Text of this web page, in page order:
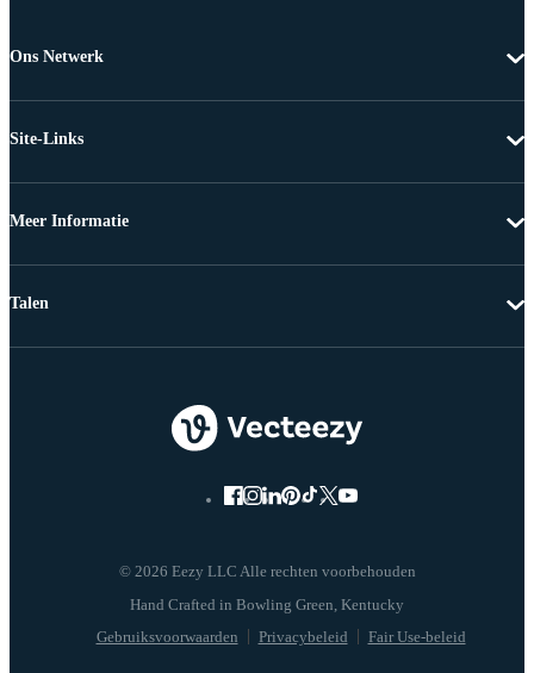
Ons Netwerk
Site-Links
Meer Informatie
© 2026 Eezy LLC Alle rechten voorbehouden
Gebruiksvoorwaarden Privacybeleid Fair Use-beleid
Talen